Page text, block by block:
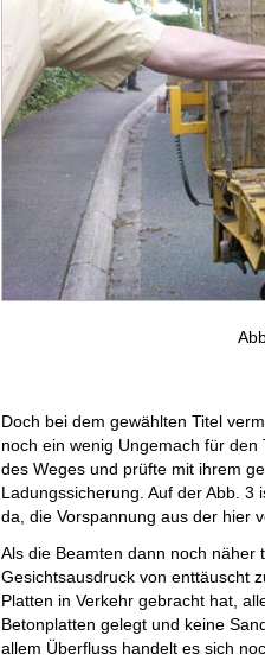
Doch bei dem gewählten Titel
noch ein wenig Ungemach für
des Weges und prüfte mit ihrem
Ladungssicherung. Auf der Abb.
da, die Vorspannung aus der hier
Als die Beamten dann noch näher
Gesichtsausdruck von enttäuscht
Platten in Verkehr gebracht hat,
Betonplatten gelegt und keine
allem Überfluss handelt es sich